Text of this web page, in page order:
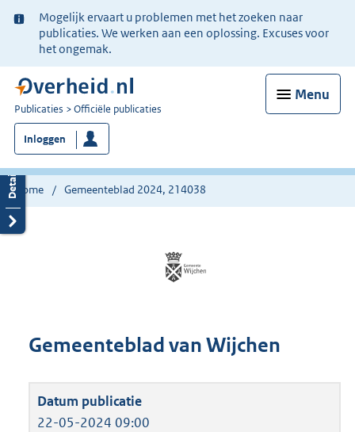
Ter
informatie:
Mogelijk ervaart u problemen met het zoeken naar
publicaties. We werken aan een oplossing. Excuses voor
het ongemak.
Menu
U
bent
nu
hier:
Publicaties Officiële publicaties
Inloggen
Home Gemeenteblad 2024, 214038
Gemeenteblad van Wijchen
22-05-2024 09:00